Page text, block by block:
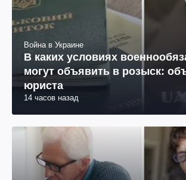
Война в Украине
В каких условиях
могут объявить в розыск:
юриста
14 часов назад